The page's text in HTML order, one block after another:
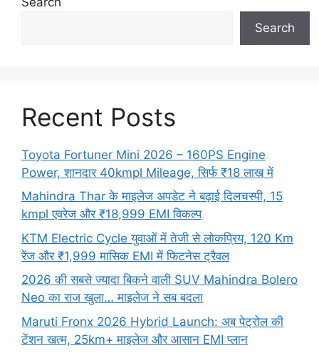
Search
Recent Posts
Toyota Fortuner Mini 2026 – 160PS Engine
Power, शानदार 40kmpl Mileage, सिर्फ ₹18 लाख में
Mahindra Thar के माइलेज अपडेट ने बढ़ाई दिलचस्पी, 15
kmpl एवरेज और ₹18,999 EMI विकल्प
KTM Electric Cycle युवाओं में तेजी से लोकप्रिय, 120 Km
रेंज और ₹1,999 मासिक EMI में फिटनेस ट्रैवल
2026 की सबसे ज्यादा बिकने वाली SUV Mahindra Bolero
Neo का राज खुला… माइलेज ने सब बदला
Maruti Fronx 2026 Hybrid Launch: अब पेट्रोल की
टेंशन खत्म, 25km+ माइलेज और आसान EMI प्लान